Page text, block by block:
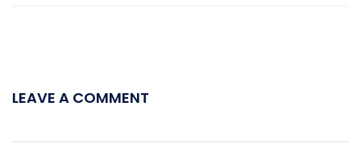
LEAVE A COMMENT